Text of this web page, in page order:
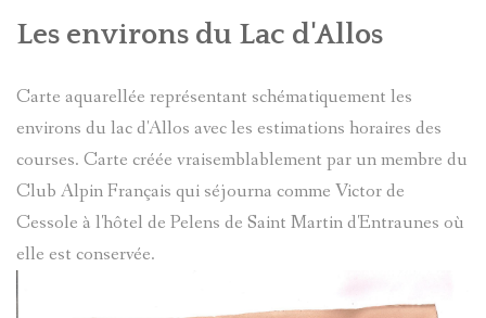
Les environs du Lac d'Allos
Carte aquarellée représentant schématiquement les
environs du lac d'Allos avec les estimations horaires des
courses. Carte créée vraisemblablement par un membre du
Club Alpin Français qui séjourna comme Victor de
Cessole à l'hôtel de Pelens de Saint Martin d'Entraunes où
elle est conservée.